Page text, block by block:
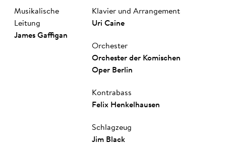
Musikalische
Leitung
James Gaf­figan
Klavier und Arrangement
Uri Cai­ne
Orchester
Or­ches­ter­ der­ Ko­misch­en
Oper Ber­lin
Kontrabass
Felix Henkelhausen
Schlagzeug
Jim Black